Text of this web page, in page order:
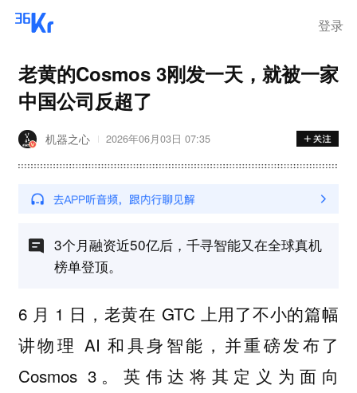
登录
老黄的Cosmos 3刚发一天，就被一家
中国公司反超了
机器之心 2026年06月03日 07:35
3个月融资近50亿后，千寻智能又在全球真机
榜单登顶。
6 月 1 日，老黄在 GTC 上用了不小的篇幅
讲物理 AI 和具身智能，并重磅发布了
Cosmos 3。英伟达将其定义为面向